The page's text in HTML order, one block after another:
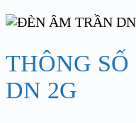
THÔNG
DN 2G